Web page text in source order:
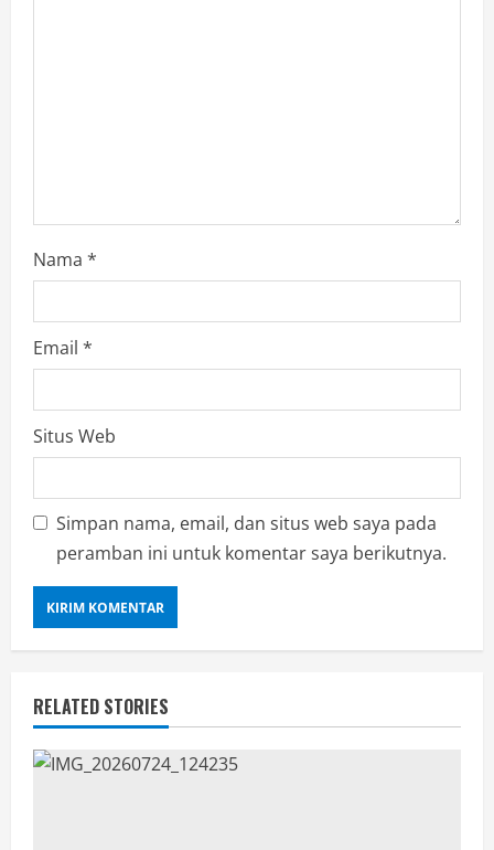
Nama *
Email *
Situs Web
Simpan nama, email, dan situs web saya pada
peramban ini untuk komentar saya berikutnya.
RELATED STORIES